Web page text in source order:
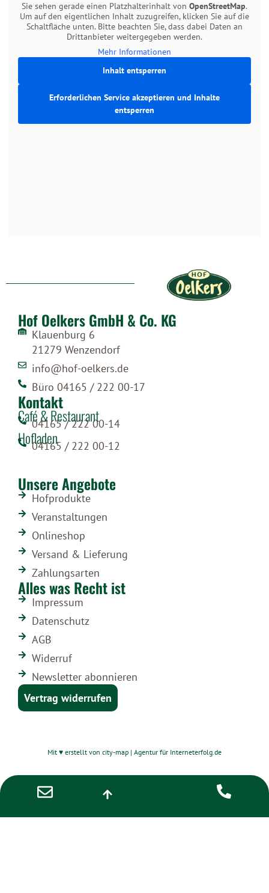
Sie sehen gerade einen Platzhalterinhalt von OpenStreetMap.
Um auf den eigentlichen Inhalt zuzugreifen, klicken Sie auf die
Schaltfläche unten. Bitte beachten Sie, dass dabei Daten an
Drittanbieter weitergegeben werden.
Mehr Informationen
Inhalt entsperren
Erforderlichen Service akzeptieren und Inhalte
entsperren
Hof Oelkers GmbH & Co. KG
Klauenburg 6
21279 Wenzendorf
info@hof-oelkers.de
Büro 04165 / 222 00-17
Kontakt
Café & Restaurant
04165 / 222 00-14
Hofladen
04165 / 222 00-12
Unsere Angebote
Hofprodukte
Veranstaltungen
Onlineshop
Versand & Lieferung
Zahlungsarten
Alles was Recht ist
Impressum
Datenschutz
AGB
Widerruf
Newsletter abonnieren
Vertrag widerrufen
Mit ♥ erstellt von city-map | Agentur für Interneterfolg.de